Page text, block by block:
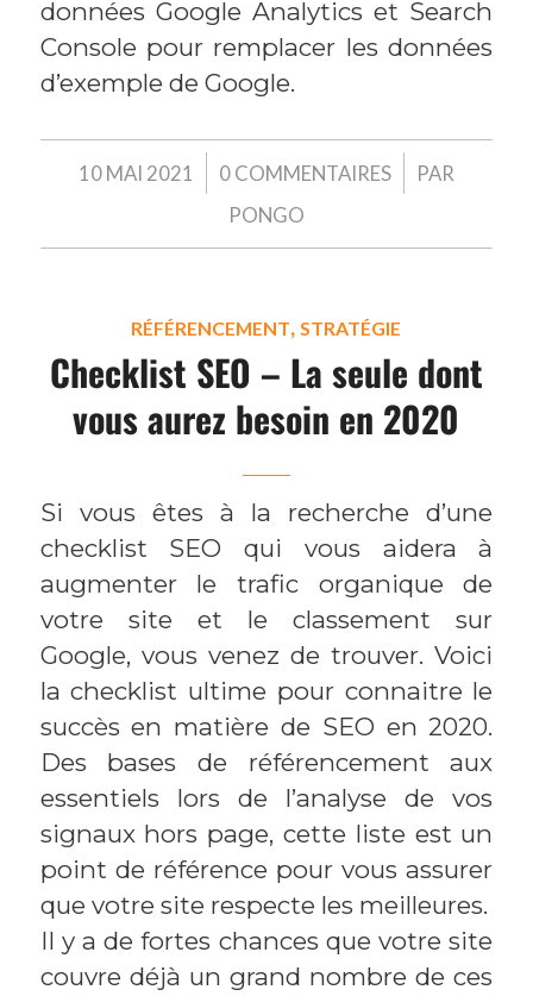
données Google Analytics et Search
Console pour remplacer les données
d’exemple de Google.
10 MAI 2021
/ 0 COMMENTAIRES
/
PAR
PONGO
RÉFÉRENCEMENT,STRATÉGIE
Checklist SEO – La seule dont
vous aurez besoin en 2020
Si vous êtes à la recherche d’une
checklist SEO qui vous aidera à
augmenter le trafic organique de
votre site et le classement sur
Google, vous venez de trouver. Voici
la checklist ultime pour connaitre le
succès en matière de SEO en 2020.
Des bases de référencement aux
essentiels lors de l’analyse de vos
signaux hors page, cette liste est un
point de référence pour vous assurer
que votre site respecte les meilleures.
Il y a de fortes chances que votre site
couvre déjà un grand nombre de ces